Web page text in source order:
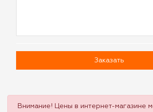
Заказать
Внимание! Цены в интернет-магазине